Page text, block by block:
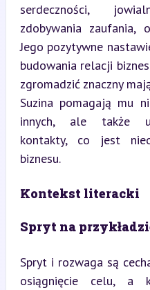
serdeczności,
zdobywania zaufania,
Jego pozytywne
budowania relacji
zgromadzić znaczny
Suzina pomagają mu
innych, ale także
kontakty, co jest
biznesu.
Kontekst literacki
Spryt na
Spryt i rozwaga są
osiągnięcie celu, a